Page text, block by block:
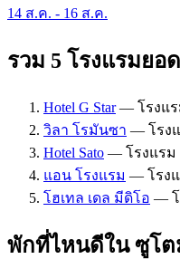
14 ส.ค. - 16 ส.ค.
รวม 5 โรงแรมยอ
Hotel G Star— โรงแร
วิลา โรมันซา — โรงแ
Hotel Sato — โรงแรม
แอน โรงแรม — โรงแ
โฮเทล เดล มีดิโอ — โ
พักที่ไหนดีใน ซูโต